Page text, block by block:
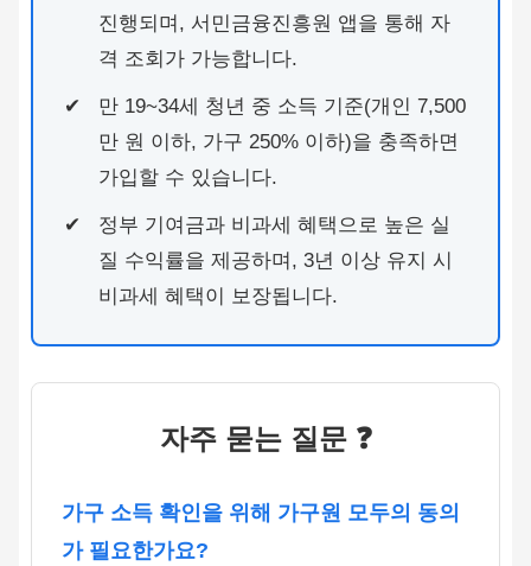
진행되며, 서민금융진흥원 앱을 통해 자
격 조회가 가능합니다.
만 19~34세 청년 중 소득 기준(개인 7,500
만 원 이하, 가구 250% 이하)을 충족하면
가입할 수 있습니다.
정부 기여금과 비과세 혜택으로 높은 실
질 수익률을 제공하며, 3년 이상 유지 시
비과세 혜택이 보장됩니다.
자주 묻는 질문 ❓
가구 소득 확인을 위해 가구원 모두의 동의
가 필요한가요?